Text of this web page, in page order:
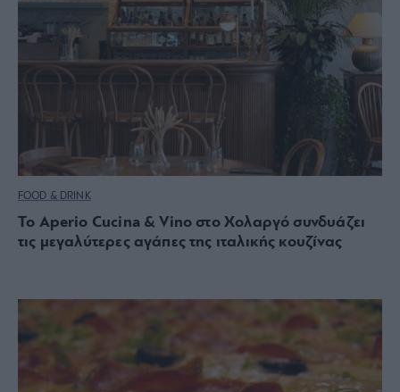
FOOD & DRINK
Το Aperio Cucina & Vino στο Χολαργό συνδυάζει
τις μεγαλύτερες αγάπες της ιταλικής κουζίνας